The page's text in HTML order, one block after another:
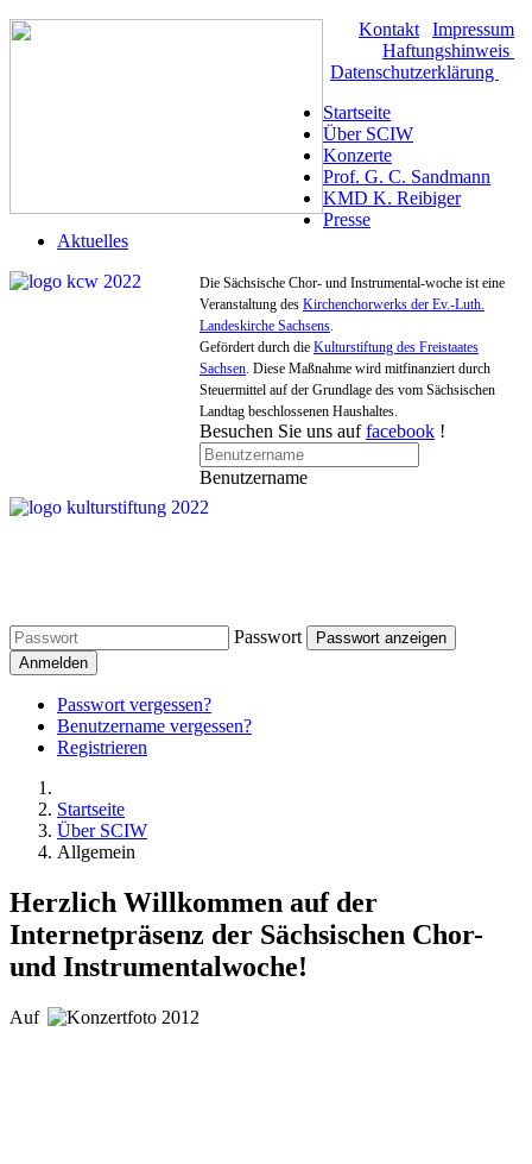
Kontakt Impressum
Haftungshinweis
Datenschutzerklärung
Startseite
Über SCIW
Konzerte
Prof. G. C. Sandmann
KMD K. Reibiger
Presse
Aktuelles
Die Sächsische Chor- und Instrumental-woche ist eine
Veranstaltung des Kirchenchorwerks der Ev.-Luth.
Landeskirche Sachsens.
Gefördert durch die Kulturstiftung des Freistaates
Sachsen. Diese Maßnahme wird mitfinanziert durch
Steuermittel auf der Grundlage des vom Sächsischen
Landtag beschlossenen Haushaltes.
Besuchen Sie uns auffacebook !
Benutzername
Passwort
Passwort anzeigen
Anmelden
Passwort vergessen?
Benutzername vergessen?
Registrieren
Startseite
Über SCIW
Allgemein
Herzlich Willkommen auf der
Internetpräsenz der Sächsischen Chor-
und Instrumentalwoche!
Auf